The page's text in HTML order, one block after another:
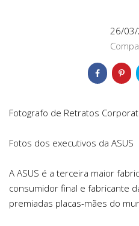
26/
Fotografo de Retratos
Fotos dos executivos da ASUS
A ASUS é a terceira maior
consumidor final e fabricante
premiadas placas-mães do